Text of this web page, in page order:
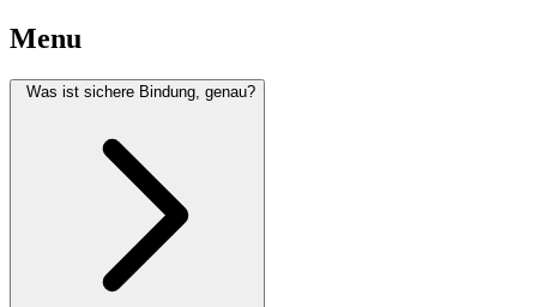
Menu
Was ist sichere Bindung, genau?